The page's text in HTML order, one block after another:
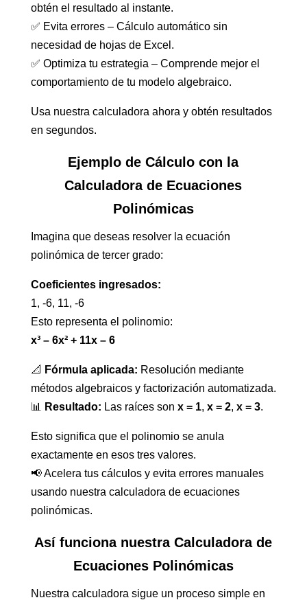
obtén el resultado al instante.
✅ Evita errores – Cálculo automático sin
necesidad de hojas de Excel.
✅ Optimiza tu estrategia – Comprende mejor el
comportamiento de tu modelo algebraico.
Usa nuestra calculadora ahora y obtén resultados
en segundos.
Ejemplo de Cálculo con la
Calculadora de Ecuaciones
Polinómicas
Imagina que deseas resolver la ecuación
polinómica de tercer grado:
Coeficientes ingresados:
1, -6, 11, -6
Esto representa el polinomio:
x³ – 6x² + 11x – 6
📐 Fórmula aplicada: Resolución mediante
métodos algebraicos y factorización automatizada.
📊
Resultado: Las raíces son x = 1, x = 2, x = 3.
Esto significa que el polinomio se anula
exactamente en esos tres valores.
📢 Acelera tus cálculos y evita errores manuales
usando nuestra calculadora de ecuaciones
polinómicas.
Así funciona nuestra Calculadora de
Ecuaciones Polinómicas
Nuestra calculadora sigue un proceso simple en